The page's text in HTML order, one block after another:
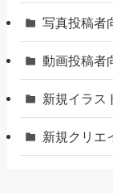
写真投稿者
動画投稿者
新規イラス
新規クリエ